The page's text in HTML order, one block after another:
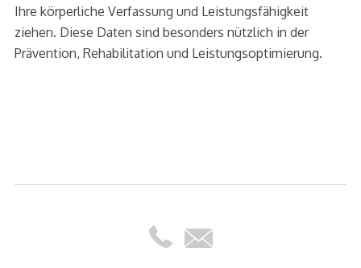
Ihre körperliche Verfassung und Leistungsfähigkeit
ziehen. Diese Daten sind besonders nützlich in der
Prävention, Rehabilitation und Leistungsoptimierung.